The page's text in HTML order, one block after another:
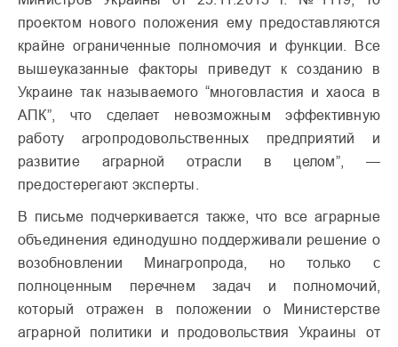
проектом нового положения ему предоставляются
крайне ограниченные полномочия и функции. Все
вышеуказанные факторы приведут к созданию в
Украине так называемого “многовластия и хаоса в
АПК”, что сделает невозможным эффективную
работу агропродовольственных предприятий и
развитие аграрной отрасли в целом”, —
предостерегают эксперты.
В письме подчеркивается также, что все аграрные
объединения единодушно поддерживали решение о
возобновлении Минагропрода, но только с
полноценным перечнем задач и полномочий,
который отражен в положении о Министерстве
аграрной политики и продовольствия Украины от